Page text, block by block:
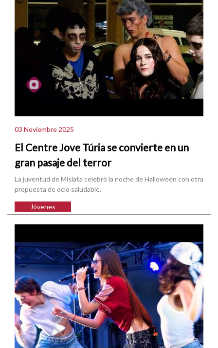
03 Noviembre 2025
El Centre Jove Túria se convierte en un
gran pasaje del terror
La juventud de Mislata celebró la noche de Halloween con otra
propuesta de ocio saludable.
Jóvenes